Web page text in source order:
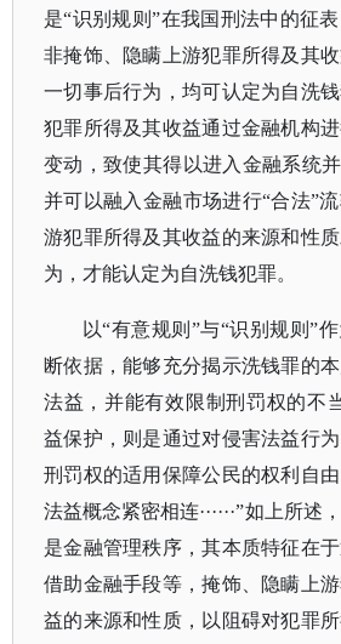
是“识别规则”在我国刑法中的征
非掩饰、隐瞒上游犯罪所得及其
一切事后行为，均可认定为自洗
犯罪所得及其收益通过金融机构进
变动，致使其得以进入金融系统并
并可以融入金融市场进行“合法”
游犯罪所得及其收益的来源和性
为，才能认定为自洗钱犯罪。
以“有意规则”与“识别规则”
断依据，能够充分揭示洗钱罪的
法益，并能有效限制刑罚权的不
益保护，则是通过对侵害法益行
刑罚权的适用保障公民的权利自
法益概念紧密相连······”如上所述
是金融管理秩序，其本质特征在
借助金融手段等，掩饰、隐瞒上
益的来源和性质，以阻碍对犯罪